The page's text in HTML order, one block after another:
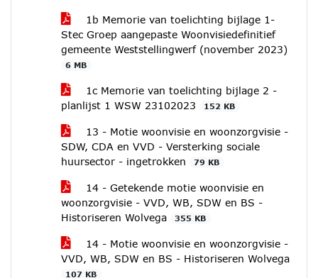
1b Memorie van toelichting bijlage 1-
Stec Groep aangepaste Woonvisiedefinitief
gemeente Weststellingwerf (november 2023)
6 MB
1c Memorie van toelichting bijlage 2 -
planlijst 1 WSW 23102023
152 KB
13 - Motie woonvisie en woonzorgvisie -
SDW, CDA en VVD - Versterking sociale
huursector - ingetrokken
79 KB
14 - Getekende motie woonvisie en
woonzorgvisie - VVD, WB, SDW en BS -
Historiseren Wolvega
355 KB
14 - Motie woonvisie en woonzorgvisie -
VVD, WB, SDW en BS - Historiseren Wolvega
107 KB